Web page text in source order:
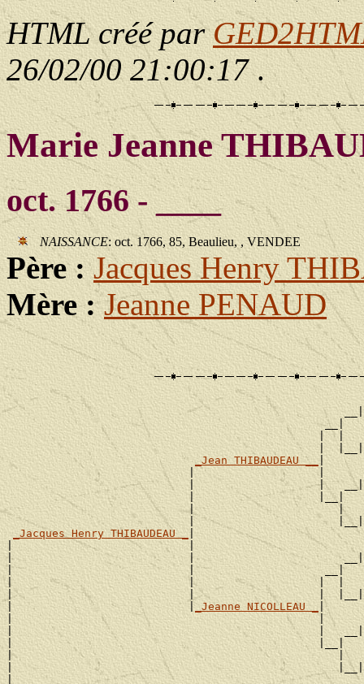
HTML créé par
26/02/00 21:00:17.
Marie Jeanne
oct. 1766 - ____
NAISSANCE: oct. 1766, 85, Beaulieu, , VENDEE
Père :Jacques Henry
Mère :Jeanne PENAUD
                                                 __|
|  |
|
_Jean THIBAUDEAU __
|                   |
|                   |
                            |                   |__|
|                      |
|
_Jacques Henry THIBAUDEAU _
|                           |
|                           |
|                           |                    __|
|                           |                   |  |
|                           |                   |
|                           |
_Jeanne NICOLLEAU _
|                                               |
|                                               |
|                                               |__|
|                                                  |
|